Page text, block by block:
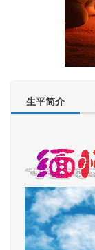
生平简介